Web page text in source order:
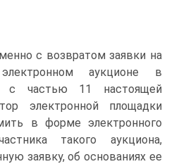
с возвратом заявки на
аукционе в
с частью 11 настоящей
электронной площадки
в форме электронного
такого аукциона,
заявку, об основаниях ее